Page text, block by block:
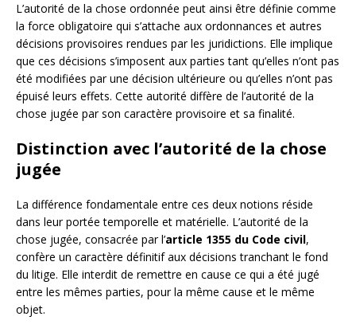
L’autorité de la chose ordonnée peut ainsi être définie comme
la force obligatoire qui s’attache aux ordonnances et autres
décisions provisoires rendues par les juridictions. Elle implique
que ces décisions s’imposent aux parties tant qu’elles n’ont pas
été modifiées par une décision ultérieure ou qu’elles n’ont pas
épuisé leurs effets. Cette autorité diffère de l’autorité de la
chose jugée par son caractère provisoire et sa finalité.
Distinction avec l’autorité de la chose
jugée
La différence fondamentale entre ces deux notions réside
dans leur portée temporelle et matérielle. L’autorité de la
chose jugée, consacrée par l’article 1355 du Code civil,
confère un caractère définitif aux décisions tranchant le fond
du litige. Elle interdit de remettre en cause ce qui a été jugé
entre les mêmes parties, pour la même cause et le même
objet.